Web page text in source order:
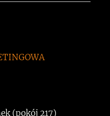
(pokój 217)